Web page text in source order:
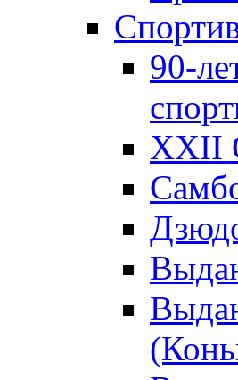
90-
XXII